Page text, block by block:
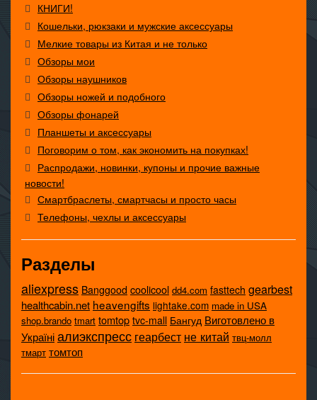
КНИГИ!
Кошельки, рюкзаки и мужские аксессуары
Мелкие товары из Китая и не только
Обзоры мои
Обзоры наушников
Обзоры ножей и подобного
Обзоры фонарей
Планшеты и аксессуары
Поговорим о том, как экономить на покупках!
Распродажи, новинки, купоны и прочие важные
новости!
Смартбраслеты, смартчасы и просто часы
Телефоны, чехлы и аксессуары
Разделы
aliexpress Banggood coolicool dd4.com fasttech gearbest
healthcabin.net heavengifts lightake.com made in USA
shop.brando tmart tomtop tvc-mall Бангуд Виготовлено в
Україніалиэкспресс геарбест не китай твц-молл
тмарт томтоп